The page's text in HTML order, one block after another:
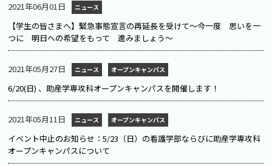
2021年06月01日 ニュース
【学生の皆さまへ】緊急事態宣言の再延長を受けて～今一度 思いを一
つに 明日への希望をもって 進みましょう～
2021年05月27日 ニュース オープンキャンパス
6/20(日) 、助産学専攻科オープンキャンパスを開催します！
2021年05月11日 ニュース オープンキャンパス
イベント中止のお知らせ：5/23（日）の看護学部ならびに助産学専攻科
オープンキャンパスについて